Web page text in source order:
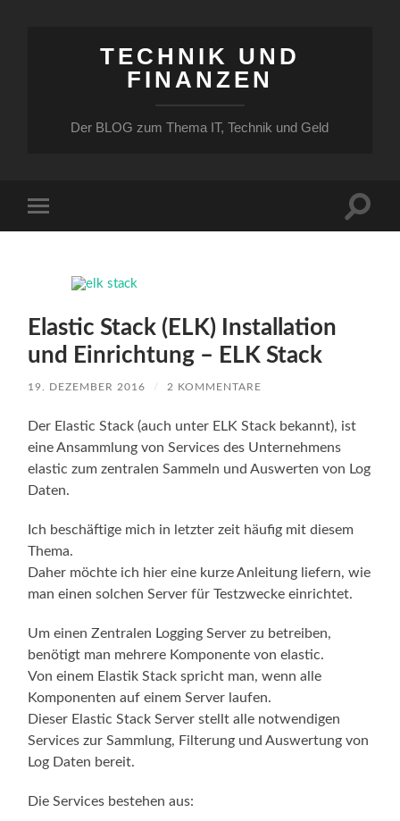
TECHNIK UND
FINANZEN
Der BLOG zum Thema IT, Technik und Geld
Menü
Elastic Stack (ELK) Installation
und Einrichtung – ELK Stack
19. DEZEMBER 2016 / 2 KOMMENTARE
Der Elastic Stack (auch unter ELK Stack bekannt), ist
eine Ansammlung von Services des Unternehmens
elastic zum zentralen Sammeln und Auswerten von Log
Daten.
Ich beschäftige mich in letzter zeit häufig mit diesem
Thema.
Daher möchte ich hier eine kurze Anleitung liefern, wie
man einen solchen Server für Testzwecke einrichtet.
Um einen Zentralen Logging Server zu betreiben,
benötigt man mehrere Komponente von elastic.
Von einem Elastik Stack spricht man, wenn alle
Komponenten auf einem Server laufen.
Dieser Elastic Stack Server stellt alle notwendigen
Services zur Sammlung, Filterung und Auswertung von
Log Daten bereit.
Die Services bestehen aus: